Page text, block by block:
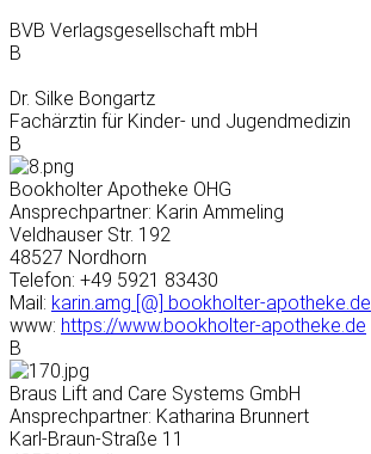
BVB Verlagsgesellschaft mbH
B
Dr. Silke Bongartz
Fachärztin für Kinder- und Jugendmedizin
B
Bookholter Apotheke OHG
Ansprechpartner: Karin Ammeling
Veldhauser Str. 192
48527 Nordhorn
Telefon: +49 5921 83430
Mail: karin.amg [@] bookholter-apotheke.de
www: https://www.bookholter-apotheke.de
B
Braus Lift and Care Systems GmbH
Ansprechpartner: Katharina Brunnert
Karl-Braun-Straße 11